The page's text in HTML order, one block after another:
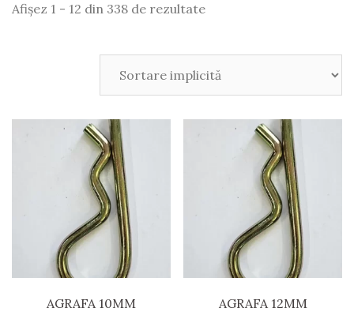
Afișez 1 - 12 din 338 de rezultate
AGRAFA 10MM AGRAFA 12MM